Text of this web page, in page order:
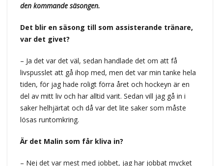
den kommande säsongen.
Det blir en säsong till som assisterande tränare,
var det givet?
– Ja det var det väl, sedan handlade det om att få
livspusslet att gå ihop med, men det var min tanke hela
tiden, för jag hade roligt förra året och hockeyn är en
del av mitt liv och har alltid varit. Sedan vill jag gå in i
saker helhjärtat och då var det lite saker som måste
lösas runtomkring.
Är det Malin som får kliva in?
– Nej det var mest med jobbet, jag har jobbat mycket